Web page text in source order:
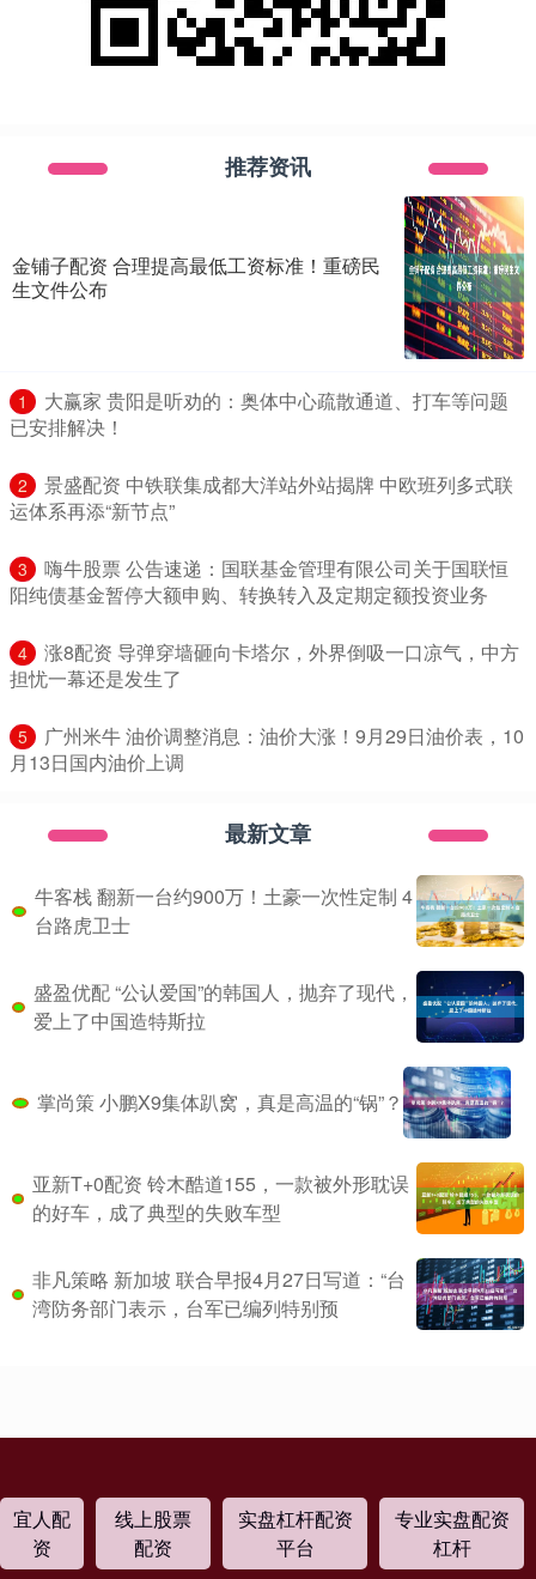
推荐资讯
金铺子配资 合理提高最低工资标准！重磅民
生文件公布
1
​大赢家 贵阳是听劝的：奥体中心疏散通道、打车等问题
已安排解决！
2
​景盛配资 中铁联集成都大洋站外站揭牌 中欧班列多式联
运体系再添“新节点”
3
​嗨牛股票 公告速递：国联基金管理有限公司关于国联恒
阳纯债基金暂停大额申购、转换转入及定期定额投资业务
4
​涨8配资 导弹穿墙砸向卡塔尔，外界倒吸一口凉气，中方
担忧一幕还是发生了
5
​广州米牛 油价调整消息：油价大涨！9月29日油价表，10
月13日国内油价上调
最新文章
牛客栈 翻新一台约900万！土豪一次性定制 4
台路虎卫士
盛盈优配 “公认爱国”的韩国人，抛弃了现代，
爱上了中国造特斯拉
掌尚策 小鹏X9集体趴窝，真是高温的“锅”？
亚新T+0配资 铃木酷道155，一款被外形耽误
的好车，成了典型的失败车型
非凡策略 新加坡 联合早报4月27日写道：“台
湾防务部门表示，台军已编列特别预
宜人配
资
线上股票
配资
实盘杠杆配资
平台
专业实盘配资
杠杆